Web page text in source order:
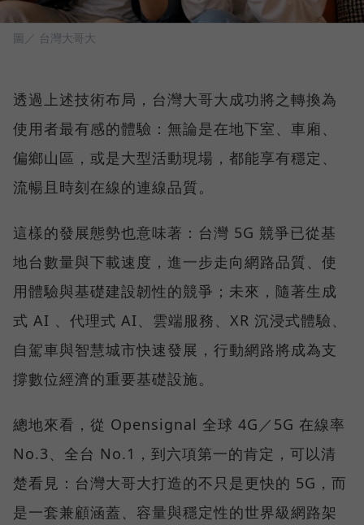
圖／ 台灣大哥大
透過上述技術布局，台灣大哥大成功將之轉換為
使用者最有感的體驗：無論是在地下室、車廂、
偏鄉山區，或是大型活動現場，都能享有穩定、
流暢且時刻在線的連線品質。
這樣的發展態勢也意味著：台灣 5G 競爭已從基
地台數量與下載速度，進一步走向網路品質、使
用體驗與基礎建設韌性的競爭；未來，隨著生成
式 AI 、代理式 AI、雲端服務、XR 沉浸式體驗、
自駕車與智慧城市快速發展，行動網路將成為支
撐數位經濟的重要基礎設施。
總地來看，從 Opensignal 全球 4G／5G 在線率
No.3、全台 No.1，到六項第一的肯定，可以清
楚看見：台灣大哥大打造的不只是更快的 5G，而
是一套兼顧涵蓋、容量與穩定性的世界級網路架